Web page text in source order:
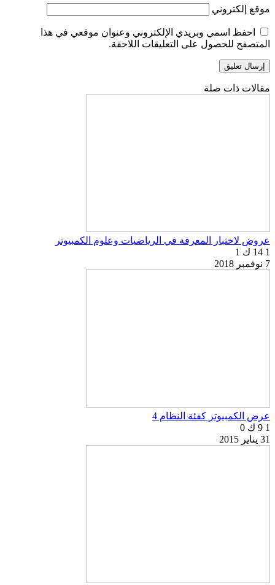
موقع إلكتروني
احفظ اسمي وبريدي الإلكتروني وعنوان موقعي في هذا
المتصفح للحصول على التعليقات اللاحقة.
مقالات ذات صلة
عروض لاختبار المعرفة في الرياضيات وعلوم الكمبيوتر
1 14 ك
1
7 نوفمبر 2018
عرض الكمبيوتر كفئة النظام 4
1 9 ك
0
31 يناير 2015